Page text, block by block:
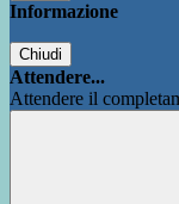
Informazione
Chiudi
Attendere...
Attendere il